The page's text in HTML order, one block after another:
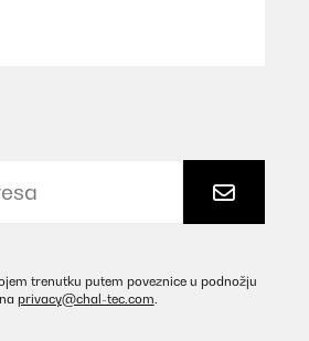
nur die Farbe (rosa) ist nicht
trenutku putem poveznice u podnožju
privacy@chal-tec.com.